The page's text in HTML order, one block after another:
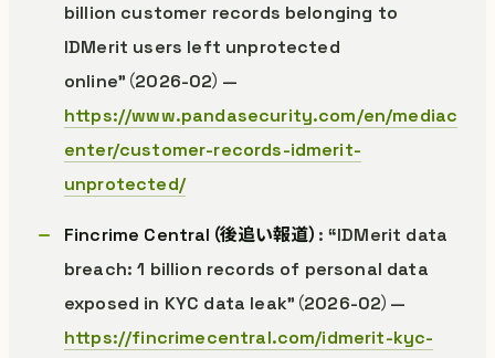
billion customer records belonging to
IDMerit users left unprotected
online”（2026-02）—
https://www.pandasecurity.com/en/mediac
enter/customer-records-idmerit-
unprotected/
Fincrime Central（後追い報道） : “IDMerit data
breach: 1 billion records of personal data
exposed in KYC data leak”（2026-02）—
https://fincrimecentral.com/idmerit-kyc-